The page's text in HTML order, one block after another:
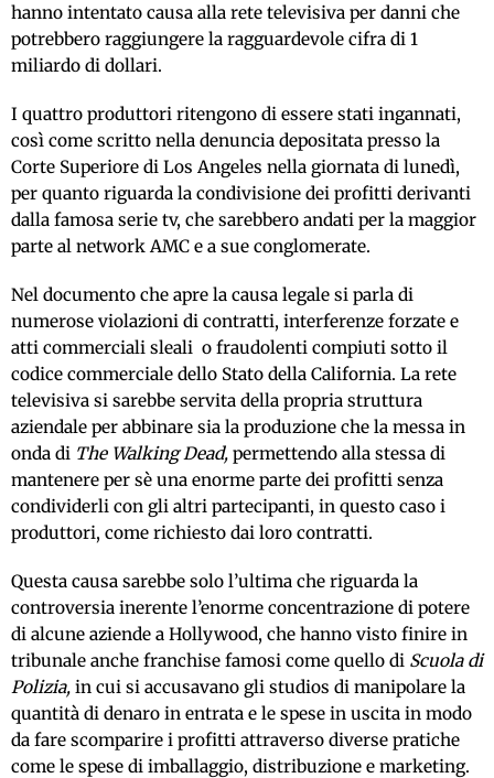
hanno intentato causa alla rete televisiva per danni che
potrebbero raggiungere la ragguardevole cifra di 1
miliardo di dollari.
I quattro produttori ritengono di essere stati ingannati,
così come scritto nella denuncia depositata presso la
Corte Superiore di Los Angeles nella giornata di lunedì,
per quanto riguarda la condivisione dei profitti derivanti
dalla famosa serie tv, che sarebbero andati per la maggior
parte al network AMC e a sue conglomerate.
Nel documento che apre la causa legale si parla di
numerose violazioni di contratti, interferenze forzate e
atti commerciali sleali o fraudolenti compiuti sotto il
codice commerciale dello Stato della California. La rete
televisiva si sarebbe servita della propria struttura
aziendale per abbinare sia la produzione che la messa in
onda di The Walking Dead, permettendo alla stessa di
mantenere per sè una enorme parte dei profitti senza
condividerli con gli altri partecipanti, in questo caso i
produttori, come richiesto dai loro contratti.
Questa causa sarebbe solo l’ultima che riguarda la
controversia inerente l’enorme concentrazione di potere
di alcune aziende a Hollywood, che hanno visto finire in
tribunale anche franchise famosi come quello di Scuola di
Polizia, in cui si accusavano gli studios di manipolare la
quantità di denaro in entrata e le spese in uscita in modo
da fare scomparire i profitti attraverso diverse pratiche
come le spese di imballaggio, distribuzione e marketing.